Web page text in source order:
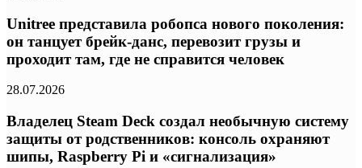
Unitree представила робопса нового поколения:
он танцует брейк-данс, перевозит грузы и
проходит там, где не справится человек
28.07.2026
Владелец Steam Deck создал необычную систему
защиты от родственников: консоль охраняют
шипы, Raspberry Pi и «сигнализация»